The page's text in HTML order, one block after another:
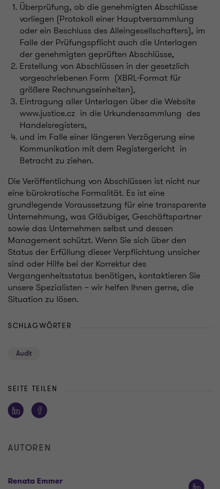
Überprüfung, ob die genehmigten Abschlüsse
vorliegen (Protokoll einer Hauptversammlung
oder ein Beschluss des Alleingesellschafters), im
Falle der Prüfungspflicht auch die Unterlagen
der genehmigten geprüften Abschlüsse,
Erstellung von Abschlüssen in der gesetzlich
vorgeschriebenen Form (XBRL-Format für
größere Rechnungseinheiten),
Eintragung aller Unterlagen über die Website
www.justice.cz in die Urkundensammlung des
Handelsregisters,
und im Falle einer längeren Verzögerung eine
Kommunikation mit dem Registergericht in
Betracht zu ziehen.
Die Veröffentlichung von Abschlüssen ist nicht nur
eine bürokratische Formalität. Es ist eine
grundlegende Voraussetzung für eine transparente
Unternehmung, was Gläubiger, Geschäftspartner
sowie das Unternehmen selbst und dessen
Management schützt. Wenn Sie sich über den
Status der Erfüllung dieser Verpflichtung unsicher
sind oder Hilfe bei der Korrektur des
Vergangenheitsstatus benötigen, kontaktieren Sie
unsere Spezialisten – wir helfen Ihnen gerne, die
Situation zu lösen.
SCHLAGWÖRTER
Audit
SEITE TEILEN
AUTOREN
Renata Emmer